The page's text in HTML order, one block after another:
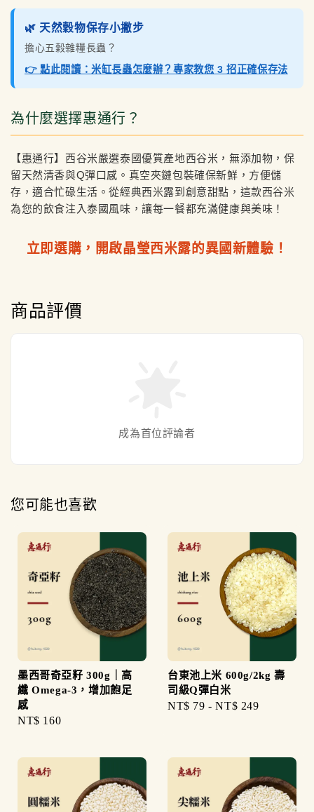
🌿 天然穀物保存小撇步
擔心五穀雜糧長蟲？
👉 點此閱讀：米缸長蟲怎麼辦？專家教您 3 招正確保存法
為什麼選擇惠通行？
【惠通行】西谷米嚴選泰國優質產地西谷米，無添加物，保
留天然清香與Q彈口感。真空夾鏈包裝確保新鮮，方便儲
存，適合忙碌生活。從經典西米露到創意甜點，這款西谷米
為您的飲食注入泰國風味，讓每一餐都充滿健康與美味！
立即選購，開啟晶瑩西米露的異國新體驗！
商品評價
成為首位評論者
您可能也喜歡
墨西哥奇亞籽 300g｜高
纖 Omega-3，增加飽足
感
Regular
NT$ 160
台東池上米 600g/2kg 壽
司級Q彈白米
Regular
NT$ 79 -NT$ 249